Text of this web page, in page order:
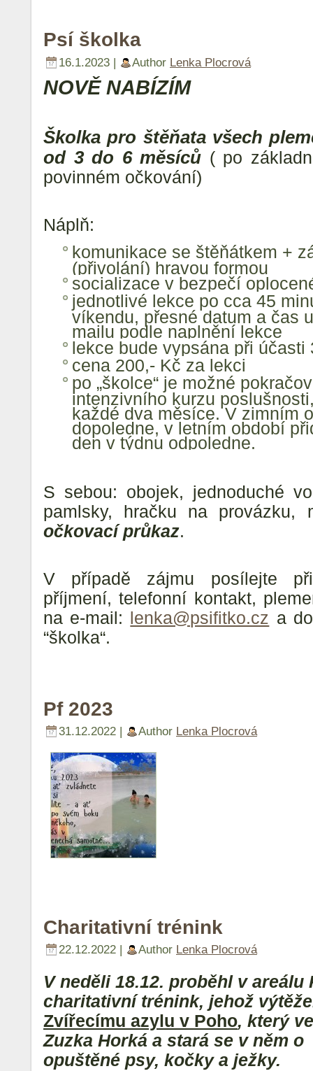
Psí školka
16.1.2023 | Author Lenka Plocrová
NOVĚ NABÍZÍM
Školka pro štěňata všech
od 3 do 6 měsíců ( po
povinném očkování)
Náplň:
komunikace se štěňátkem +
(přivolání) hravou formou
socializace v bezpečí
jednotlivé lekce po cca 45
víkendu, přesné datum a čas
mailu podle naplnění lekce
lekce bude vypsána při
cena 200,- Kč za lekci
po „školce“ je možné
intenzivního kurzu
každé dva měsíce. V zimním
dopoledne, v letním období
den v týdnu odpoledne.
S sebou: obojek, jednoduché
pamlsky, hračku na provázku,
očkovací průkaz.
V případě zájmu posílejte
příjmení, telefonní kontakt,
na e-mail: lenka@psifitko.cz a
“školka“.
Pf 2023
31.12.2022 | Author Lenka Plocrová
Charitativní trénink
22.12.2022 | Author Lenka Plocrová
V neděli 18.12. proběhl v areálu
charitativní trénink, jehož
Zvířecímu azylu v Poho, který
Zuzka Horká a stará se v něm o
opuštěné psy, kočky a ježky.